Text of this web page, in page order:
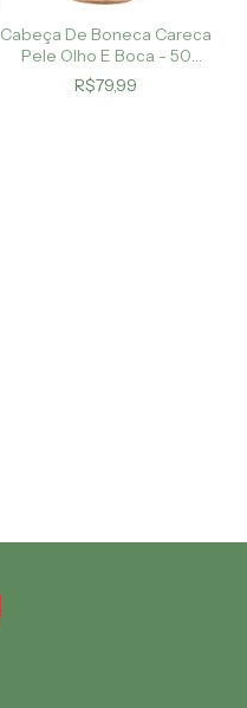
Cabeça De Boneca Careca
Pele Olho E Boca - 50
Cabeças
R$79,99